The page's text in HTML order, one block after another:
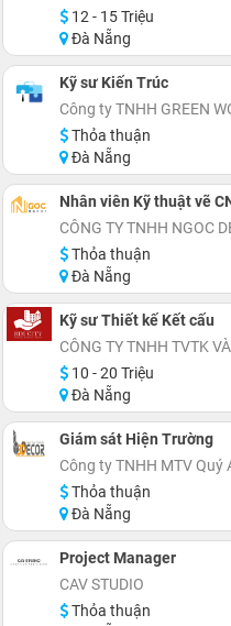
12 - 15 Triệu
Đà Nẵng
Kỹ sư Kiến Trúc
Công ty TNHH GREEN
Thỏa thuận
Đà Nẵng
Nhân viên Kỹ thuật vẽ
CÔNG TY TNHH NGOC
Thỏa thuận
Đà Nẵng
Kỹ sư Thiết kế Kết cấu
CÔNG TY TNHH TVTK
10 - 20 Triệu
Đà Nẵng
Giám sát Hiện Trường
Công ty TNHH MTV Quý
Thỏa thuận
Đà Nẵng
Project Manager
CAV STUDIO
Thỏa thuận